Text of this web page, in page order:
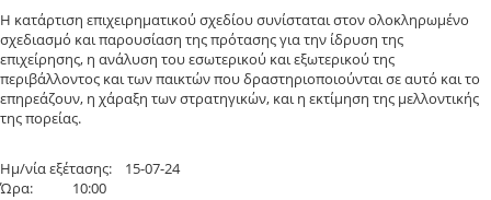
Η κατάρτιση επιχειρηματικού σχεδίου συνίσταται στον ολοκληρωμένο
σχεδιασμό και παρουσίαση της πρότασης για την ίδρυση της
επιχείρησης, η ανάλυση του εσωτερικού και εξωτερικού της
περιβάλλοντος και των παικτών που δραστηριοποιούνται σε αυτό και το
επηρεάζουν, η χάραξη των στρατηγικών, και η εκτίμηση της μελλοντικής
της πορείας.
Ημ/νία εξέτασης: 15-07-24
Ώρα: 10:00